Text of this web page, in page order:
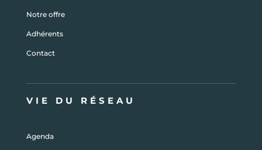
Notre offre
Adhérents
Contact
VIE DU RÉSEAU
Agenda